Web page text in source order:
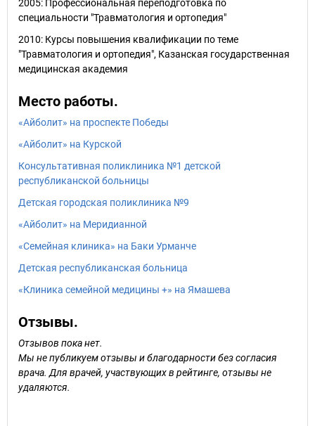
2005: Профессиональная переподготовка по
специальности "Травматология и ортопедия"
2010: Курсы повышения квалификации по теме
"Травматология и ортопедия", Казанская государственная
медицинская академия
Место работы.
«Айболит» на проспекте Победы
«Айболит» на Курской
Консультативная поликлиника №1 детской
республиканской больницы
Детская городская поликлиника №9
«Айболит» на Меридианной
«Семейная клиника» на Баки Урманче
Детская республиканская больница
«Клиника семейной медицины +» на Ямашева
Отзывы.
Отзывов пока нет.
Мы не публикуем отзывы и благодарности без согласия
врача. Для врачей, участвующих в рейтинге, отзывы не
удаляются.